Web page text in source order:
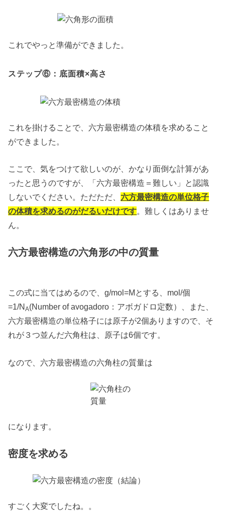
これでやっと準備ができました。
ステップ⑥：底面積×高さ
これを掛けることで、六方最密構造の体積を求めること
ができました。
ここで、気をつけて欲しいのが、かなり面倒な計算があ
ったと思うのですが、「六方最密構造＝難しい」と認識
しないでください。ただただ、 六方最密構造の単位格子
の体積を求めるのがだるいだけです。難しくはありませ
ん。
六方最密構造の六角形の中の質量
この式に当てはめるので、g/mol=Mとする、mol/個
=1/N A(Number of avogadoro：アボガドロ定数）、また、
六方最密構造の単位格子には原子が2個ありますので、そ
れが３つ並んだ六角柱は、原子は6個です。
なので、六方最密構造の六角柱の質量は
になります。
密度を求める
すごく大変でしたね。。